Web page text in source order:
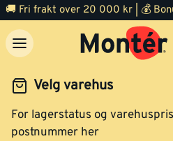
Velg varehus
For lagerstatus og
postnummer her
Dør Ytterdør